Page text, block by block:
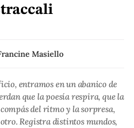
Masiello
entramos en un abanico de
que la poesía respira, que la
del ritmo y la sorpresa,
Registra distintos mundos,